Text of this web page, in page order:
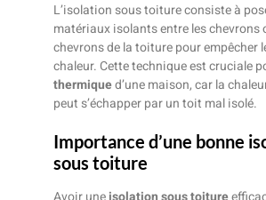
L’isolation sous toiture consiste à
matériaux isolants entre les chevrons
chevrons de la toiture pour empêcher
chaleur. Cette technique est cruciale
thermiqued’une maison, car la
peut s’échapper par un toit mal isolé.
Importance d’une bonne
sous toiture